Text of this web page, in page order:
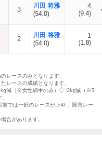
3
川田 将雅
(54.0)
4
(9.4)
2
川田 将雅
(54.0)
1
(1.8)
レースのみとなります。
レースの成績となります。
減（※女性騎手のみ）
:2kg減（※5
では一部のレースが上4F、障害レー
合があります。